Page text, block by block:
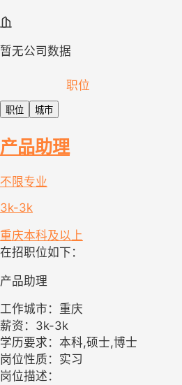
暂无公司数据
职位
职位 城市
产品助理
不限专业
3k-3k
重庆本科及以上
在招职位如下：
产品助理
工作城市：重庆
薪资：3k-3k
学历要求：本科,硕士,博士
岗位性质：实习
岗位描述：